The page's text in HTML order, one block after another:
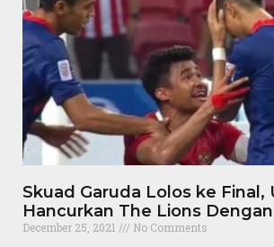
Skuad Garuda Lolos ke Final,
Hancurkan The Lions
December 25, 2021
No Comments